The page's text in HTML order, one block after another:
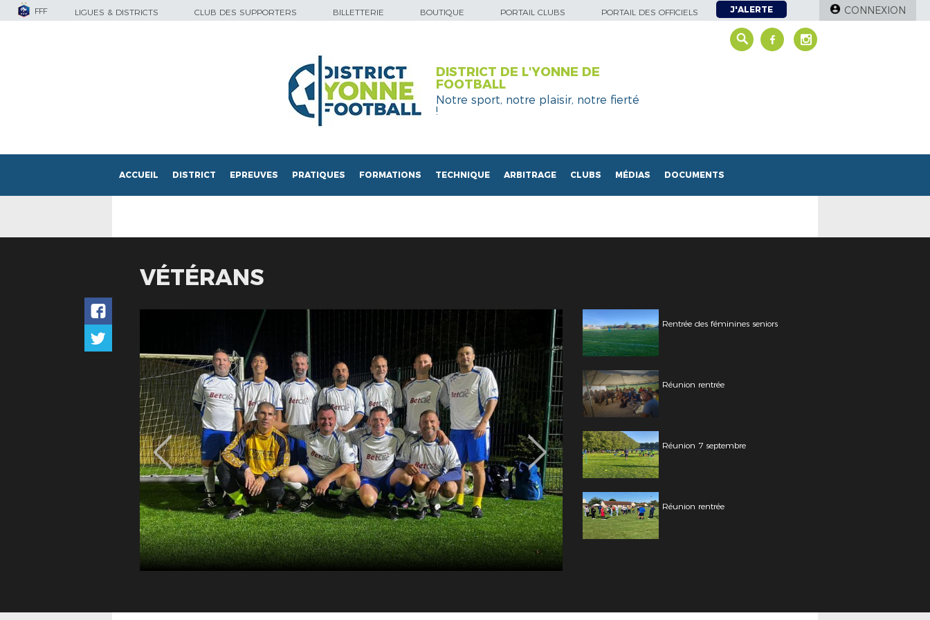
FFF LIGUES & DISTRICTS CLUB DES SUPPORTERS BILLETTERIE BOUTIQUE PORTAIL CLUBS PORTAIL DES OFFICIELS J'ALERTE CONNEXION
DISTRICT DE L'YONNE DE
FOOTBALL
Notre sport, notre plaisir, notre fierté
!
ACCUEIL DISTRICT EPREUVES PRATIQUES FORMATIONS TECHNIQUE ARBITRAGE CLUBS MÉDIAS DOCUMENTS
VÉTÉRANS
Rentrée des féminines seniors
Réunion rentrée
Réunion 7 septembre
Réunion rentrée